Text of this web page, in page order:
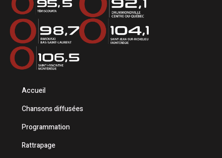
Accueil
Chansons diffusées
Programmation
Rattrapage